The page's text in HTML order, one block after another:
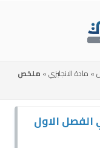
» مادة الانجليزي» ملخص
الاول